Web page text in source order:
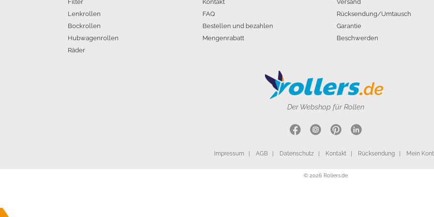
Lenkrollen
Bockrollen
Hubwagenrollen
Räder
FAQ
Bestellen und bezahlen
Mengenrabatt
Rücksendung/Umtausch
Garantie
Beschwerden
Der Webshop für Rollen
Impressum| AGB| Datenschutz| Kontakt| Rücksendung| Mein
© 2026 Rollers.de